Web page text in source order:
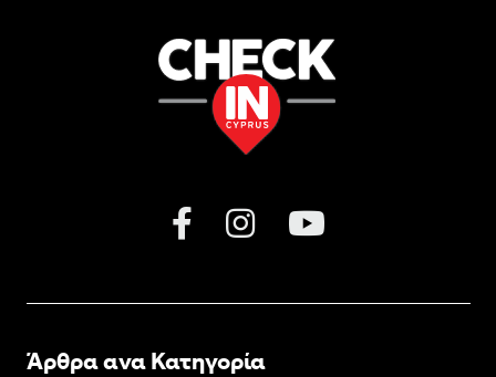
Άρθρα ανα Κατηγορία